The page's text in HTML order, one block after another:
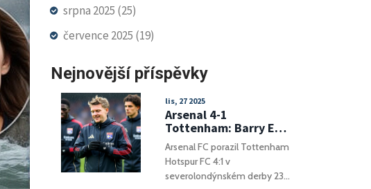
srpna 2025 (25)
července 2025 (19)
Nejnovější příspěvky
lis, 27 2025
Arsenal 4-1
Tottenham: Barry Es
historický hat-trik
rozhodl
severolondýnského
derby
Arsenal FC porazil Tottenham
Hotspur FC 4:1 v
severolondýnském derby 23.